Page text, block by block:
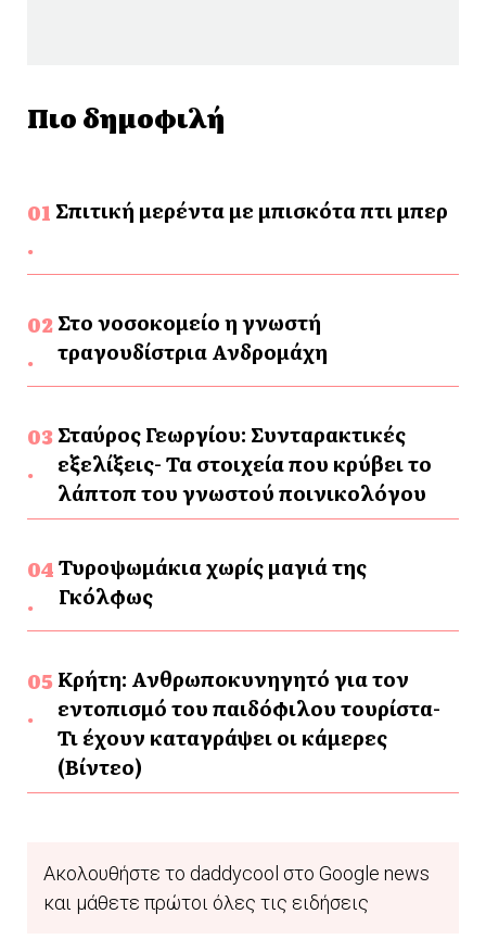
Πιο δημοφιλή
Σπιτική μερέντα με μπισκότα πτι μπερ
Στο νοσοκομείο η γνωστή
τραγουδίστρια Ανδρομάχη
Σταύρος Γεωργίου: Συνταρακτικές
εξελίξεις- Τα στοιχεία που κρύβει το
λάπτοπ του γνωστού ποινικολόγου
Τυροψωμάκια χωρίς μαγιά της
Γκόλφως
Κρήτη: Ανθρωποκυνηγητό για τον
εντοπισμό του παιδόφιλου τουρίστα-
Τι έχουν καταγράψει οι κάμερες
(Βίντεο)
Ακολουθήστε το daddycool στο Google news
και μάθετε πρώτοι όλες τις ειδήσεις